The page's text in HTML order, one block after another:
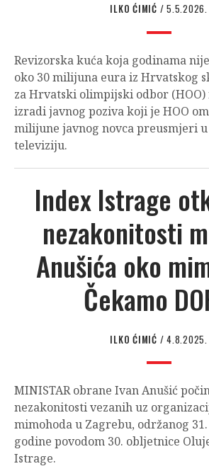
ILKO ĆIMIĆ / 5.5.2026.
Revizorska kuća koja godinama
oko 30 milijuna eura iz Hrvatskog
za Hrvatski olimpijski odbor
izradi javnog poziva koji je HOO
milijune javnog novca preusmjeri
televiziju.
Index Istrage
nezakonitosti
Anušića oko
Čekamo
ILKO ĆIMIĆ / 4.8.2025.
MINISTAR obrane Ivan Anušić
nezakonitosti vezanih uz
mimohoda u Zagrebu, održanog
godine povodom 30. obljetnice
Istrage.